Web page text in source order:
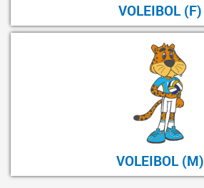
VOLEIBOL (F)
VOLEIBOL (M)